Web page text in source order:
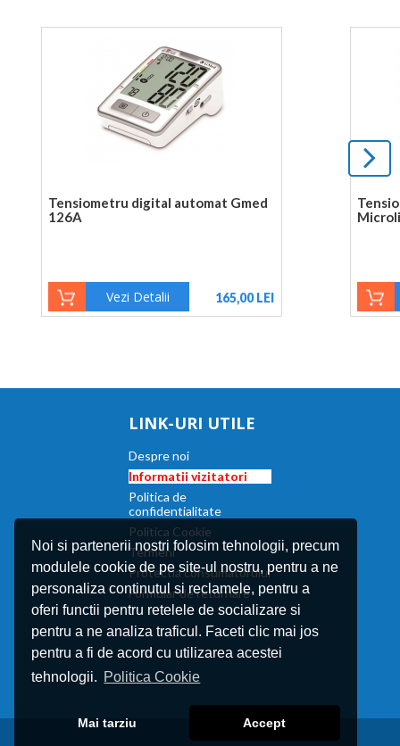
Noi si partenerii nostri folosim tehnologii, precum
modulele cookie de pe site-ul nostru, pentru a ne
personaliza continutul si reclamele, pentru a
oferi functii pentru retelele de socializare si
pentru a ne analiza traficul. Faceti clic mai jos
pentru a fi de acord cu utilizarea acestei
tehnologii. Politica Cookie
Mai tarziu Accept
Tensiometru digital automat Gmed
126A
Vezi Detalii 165,00 LEI
LINK-URI UTILE
Despre noi
Informatii vizitatori
Politica de
confidentialitate
Politica Cookie
Termeni
Protectia consumatorului
Formular de returnare